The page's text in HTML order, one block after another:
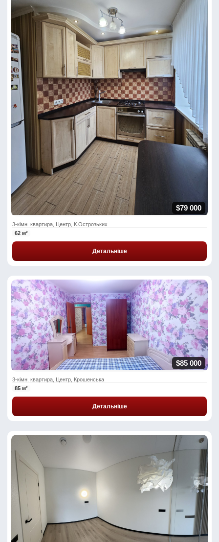
$79 000
3-кімн. квартира, Центр, К.Острозьких
62 м²
Детальніше
$85 000
3-кімн. квартира, Центр, Крошенська
85 м²
Детальніше